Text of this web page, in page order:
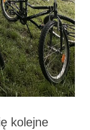
kolejne